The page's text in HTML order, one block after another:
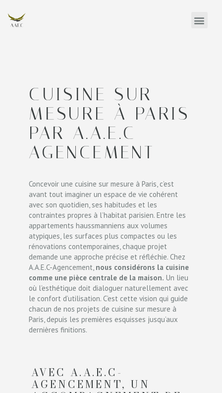
CUISINE SUR
MESURE À PARIS
PAR A.A.E.C-
AGENCEMENT
Concevoir une cuisine sur mesure à Paris, c’est
avant tout imaginer un espace de vie cohérent
avec son quotidien, ses habitudes et les
contraintes propres à l’habitat parisien. Entre les
appartements haussmanniens aux volumes
atypiques, les surfaces plus compactes ou les
rénovations contemporaines, chaque projet
demande une approche précise et réfléchie. Chez
A.A.E.C-Agencement, nous considérons la cuisine
comme une pièce centrale de la maison. Un lieu
où l’esthétique doit dialoguer naturellement avec
le confort d’utilisation. C’est cette vision qui guide
chacun de nos projets de cuisine sur mesure à
Paris, depuis les premières esquisses jusqu’aux
dernières finitions.
AVEC A.A.E.C-
AGENCEMENT, UN